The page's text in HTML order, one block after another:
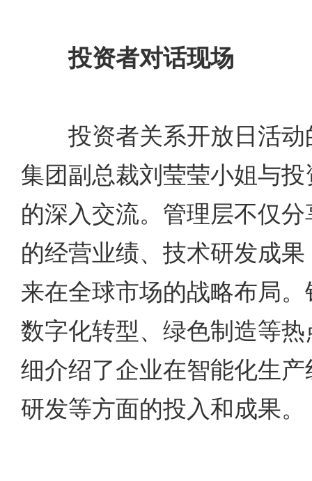
投资者对话现场
投资者关系开放日活动
集团副总裁刘莹莹小姐与
的深入交流。管理层不仅
的经营业绩、技术研发成
来在全球市场的战略布局
数字化转型、绿色制造等
细介绍了企业在智能化生
研发等方面的投入和成果。